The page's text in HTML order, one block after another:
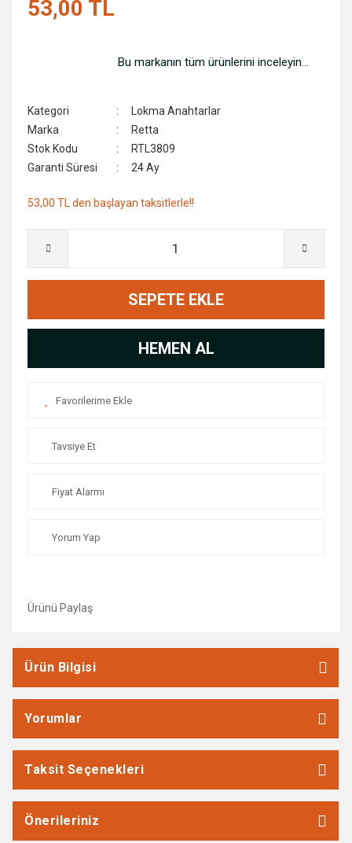
53,00 TL
Bu markanın tüm ürünlerini inceleyin...
Kategori
Lokma Anahtarlar
Marka
Retta
Stok Kodu
RTL3809
Garanti Süresi
24 Ay
53,00 TL den başlayan taksitlerle!!
SEPETE EKLE
HEMEN AL
Tavsiye Et
Fiyat Alarmı
Yorum Yap
Ürünü Paylaş
Ürün Bilgisi
Yorumlar
Taksit Seçenekleri
Önerileriniz